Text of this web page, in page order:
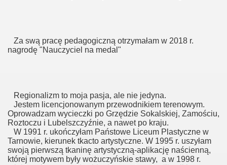
Za swą pracę pedagogiczną otrzymałam w 2018 r.
nagrodę "Nauczyciel na medal"
Regionalizm to moja pasja, ale nie jedyna.
Jestem licencjonowanym przewodnikiem terenowym.
Oprowadzam wycieczki po Grzędzie Sokalskiej, Zamościu,
Roztoczu i Lubelszczyźnie, a nawet po kraju.
W 1991 r. ukończyłam Państowe Liceum Plastyczne w
Tarnowie, kierunek tkacto artystyczne. W 1995 r. uszyłam
swoją pierwszą tkaninę artystyczną-aplikację naścienną,
której motywem były wożuczyńskie stawy, a w 1998 r.